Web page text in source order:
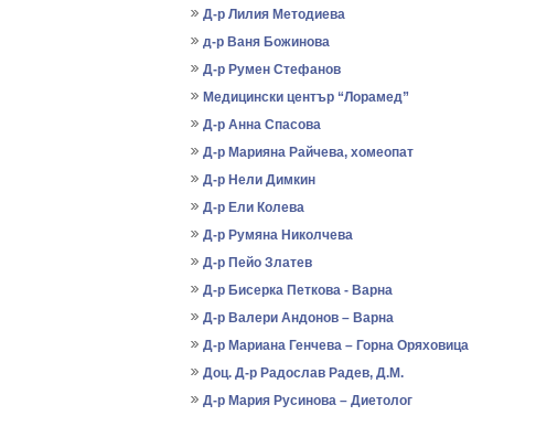
Д-р Лилия Методиева
д-р Ваня Божинова
Д-р Румен Стефанов
Медицински център “Лорамед”
Д-р Анна Спасова
Д-р Марияна Райчева, хомеопат
Д-р Нели Димкин
Д-р Ели Колева
Д-р Румяна Николчева
Д-р Пейо Златев
Д-р Бисерка Петкова - Варна
Д-р Валери Андонов – Варна
Д-р Мариана Генчева – Горна Оряховица
Доц. Д-р Радослав Радев, Д.М.
Д-р Мария Русинова – Диетолог